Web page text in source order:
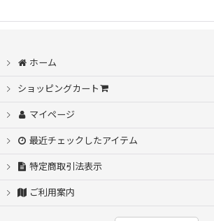
ホーム
ショッピングカート
マイページ
最近チェックしたアイテム
特定商取引法表示
ご利用案内